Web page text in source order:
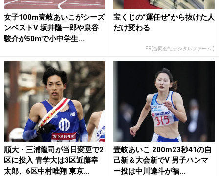
女子100m壹岐あいこがシーズ
ンベストV 坂井隆一郎や泉谷
駿介が50mで小中学生...
宝くじの“運任せ”から抜けた人
だけ変わる
PR(合同会社デジタルファーム )
順大・三浦龍司が当日変更で2
区に投入 青学大は3区近藤幸
太郎、6区中村唯翔 東京...
壹岐あいこ 200m23秒41の自
己新＆大会新でV 男子ハンマ
ー投は中川達斗が福...